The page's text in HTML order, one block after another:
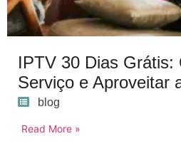
IPTV 30 Dias Grátis:
Serviço e Aproveitar
blog
Read More »